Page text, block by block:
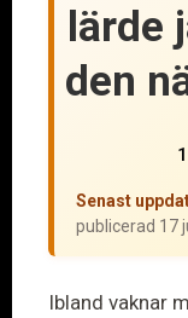
lärde
den
Senast
publicerad 17
Ibland vaknar